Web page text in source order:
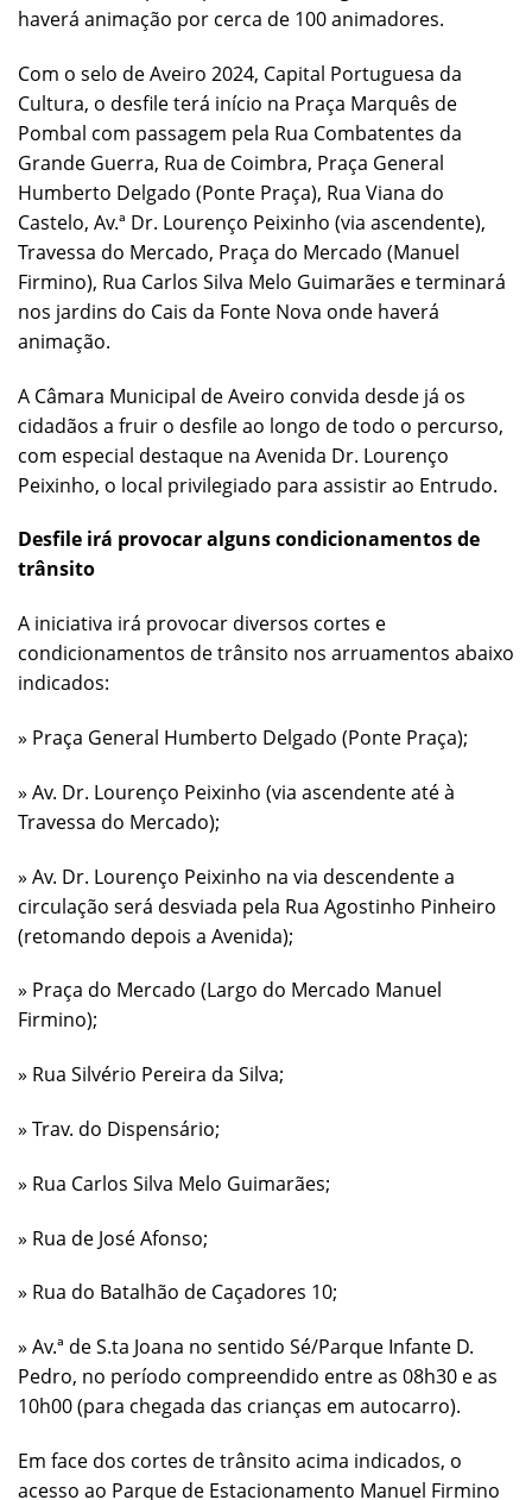
haverá animação por cerca de 100 animadores.
Com o selo de Aveiro 2024, Capital Portuguesa da
Cultura, o desfile terá início na Praça Marquês de
Pombal com passagem pela Rua Combatentes da
Grande Guerra, Rua de Coimbra, Praça General
Humberto Delgado (Ponte Praça), Rua Viana do
Castelo, Av.ª Dr. Lourenço Peixinho (via ascendente),
Travessa do Mercado, Praça do Mercado (Manuel
Firmino), Rua Carlos Silva Melo Guimarães e terminará
nos jardins do Cais da Fonte Nova onde haverá
animação.
A Câmara Municipal de Aveiro convida desde já os
cidadãos a fruir o desfile ao longo de todo o percurso,
com especial destaque na Avenida Dr. Lourenço
Peixinho, o local privilegiado para assistir ao Entrudo.
Desfile irá provocar alguns condicionamentos de
trânsito
A iniciativa irá provocar diversos cortes e
condicionamentos de trânsito nos arruamentos abaixo
indicados:
» Praça General Humberto Delgado (Ponte Praça);
» Av. Dr. Lourenço Peixinho (via ascendente até à
Travessa do Mercado);
» Av. Dr. Lourenço Peixinho na via descendente a
circulação será desviada pela Rua Agostinho Pinheiro
(retomando depois a Avenida);
» Praça do Mercado (Largo do Mercado Manuel
Firmino);
» Rua Silvério Pereira da Silva;
» Trav. do Dispensário;
» Rua Carlos Silva Melo Guimarães;
» Rua de José Afonso;
» Rua do Batalhão de Caçadores 10;
» Av.ª de S.ta Joana no sentido Sé/Parque Infante D.
Pedro, no período compreendido entre as 08h30 e as
10h00 (para chegada das crianças em autocarro).
Em face dos cortes de trânsito acima indicados, o
acesso ao Parque de Estacionamento Manuel Firmino